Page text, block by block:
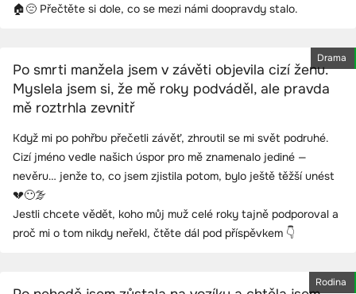
🏠😔 Přečtěte si dole, co se mezi námi doopravdy stalo.
Drama
Po smrti manžela jsem v závěti objevila cizí ženu.
Myslela jsem si, že mě roky podváděl, ale pravda
mě roztrhla zevnitř
Když mi po pohřbu přečetli závěť, zhroutil se mi svět podruhé.
Cizí jméno vedle našich úspor pro mě znamenalo jediné —
nevěru… jenže to, co jsem zjistila potom, bylo ještě těžší unést
💔😶‍🌫️
Jestli chcete vědět, koho můj muž celé roky tajně podporoval a
proč mi o tom nikdy neřekl, čtěte dál pod příspěvkem 👇
Rodina